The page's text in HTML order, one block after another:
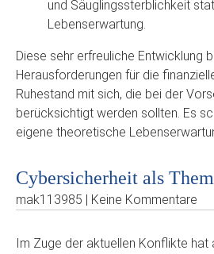
und Säuglingssterblichkeit
Lebenserwartung.
Diese sehr erfreuliche Entwicklung
Herausforderungen für die
Ruhestand mit sich, die bei der
berücksichtigt werden sollten. Es
eigene theoretische
Cybersicherheit als
mak113985 | Keine Kommentare
Im Zuge der aktuellen Konflikte hat